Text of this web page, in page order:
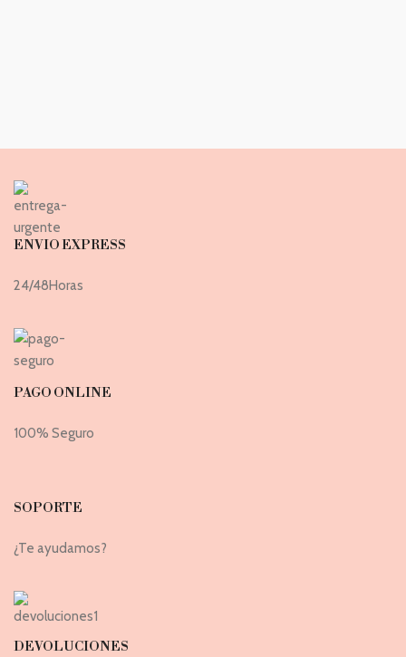
ENVIO EXPRESS
24/48Horas
PAGO ONLINE
100% Seguro
SOPORTE
¿Te ayudamos?
DEVOLUCIONES